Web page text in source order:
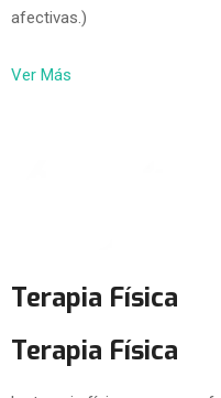
afectivas.)
Ver Más
Terapia Física
Terapia Física